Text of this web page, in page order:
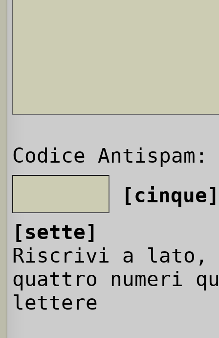
Codice Antispam:
[cinque]
[sette]
Riscrivi a
quattro numeri
lettere